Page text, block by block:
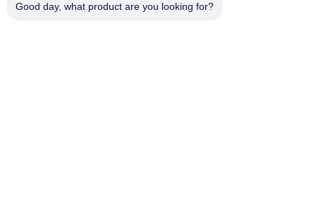
Good day, what product are you looking for?